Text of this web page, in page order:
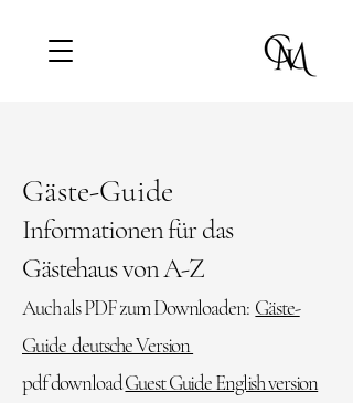
Gäste-Guide
Informationen für das
Gästehaus von A-Z
Auch als PDF zum Downloaden: Gäste-
Guide deutsche Version
pdf downloadGuest Guide English version